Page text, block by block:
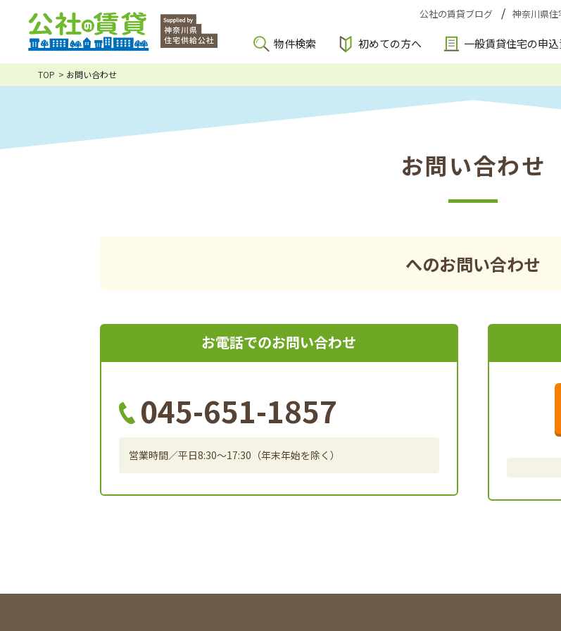
公社の賃貸ブログ 神奈川県
物件検索 初めての方へ 一般賃貸住宅の申
TOP お問い合わせ
お問い合わせ
へのお問い合わせ
お電話でのお問い合わせ
045-651-1857
営業時間／平日8:30～17:30（年末年始を除く）